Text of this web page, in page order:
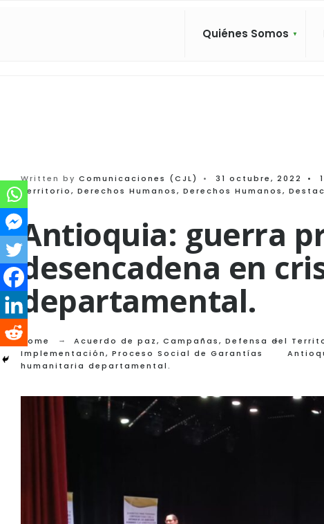
Quiénes Somos
Written by Comunicaciones (CJL) • 31 octubre, 2022 •
Territorio, Derechos Humanos, Derechos Humanos,
Antioquia: guerra
desencadena en
departamental.
Home Acuerdo de paz, Campañas, Defensa del
Implementación, Proceso Social de Garantías
humanitaria departamental.